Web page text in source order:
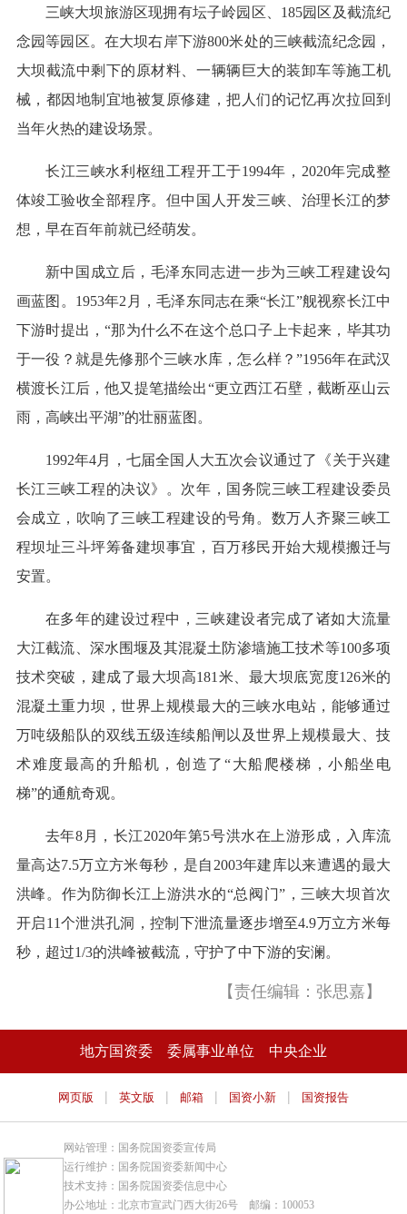
三峡大坝旅游区现拥有坛子岭园区、185园区及截流纪
念园等园区。在大坝右岸下游800米处的三峡截流纪念园，
大坝截流中剩下的原材料、一辆辆巨大的装卸车等施工机
械，都因地制宜地被复原修建，把人们的记忆再次拉回到
当年火热的建设场景。
长江三峡水利枢纽工程开工于1994年，2020年完成整
体竣工验收全部程序。但中国人开发三峡、治理长江的梦
想，早在百年前就已经萌发。
新中国成立后，毛泽东同志进一步为三峡工程建设勾
画蓝图。1953年2月，毛泽东同志在乘“长江”舰视察长江中
下游时提出，“那为什么不在这个总口子上卡起来，毕其功
于一役？就是先修那个三峡水库，怎么样？”1956年在武汉
横渡长江后，他又提笔描绘出“更立西江石壁，截断巫山云
雨，高峡出平湖”的壮丽蓝图。
1992年4月，七届全国人大五次会议通过了《关于兴建
长江三峡工程的决议》。次年，国务院三峡工程建设委员
会成立，吹响了三峡工程建设的号角。数万人齐聚三峡工
程坝址三斗坪筹备建坝事宜，百万移民开始大规模搬迁与
安置。
在多年的建设过程中，三峡建设者完成了诸如大流量
大江截流、深水围堰及其混凝土防渗墙施工技术等100多项
技术突破，建成了最大坝高181米、最大坝底宽度126米的
混凝土重力坝，世界上规模最大的三峡水电站，能够通过
万吨级船队的双线五级连续船闸以及世界上规模最大、技
术难度最高的升船机，创造了“大船爬楼梯，小船坐电
梯”的通航奇观。
去年8月，长江2020年第5号洪水在上游形成，入库流
量高达7.5万立方米每秒，是自2003年建库以来遭遇的最大
洪峰。作为防御长江上游洪水的“总阀门”，三峡大坝首次
开启11个泄洪孔洞，控制下泄流量逐步增至4.9万立方米每
秒，超过1/3的洪峰被截流，守护了中下游的安澜。
【责任编辑：张思嘉】
地方国资委 委属事业单位 中央企业
网页版 | 英文版 | 邮箱 | 国资小新 | 国资报告
网站管理：国务院国资委宣传局
运行维护：国务院国资委新闻中心
技术支持：国务院国资委信息中心
办公地址：北京市宣武门西大街26号 邮编：100053